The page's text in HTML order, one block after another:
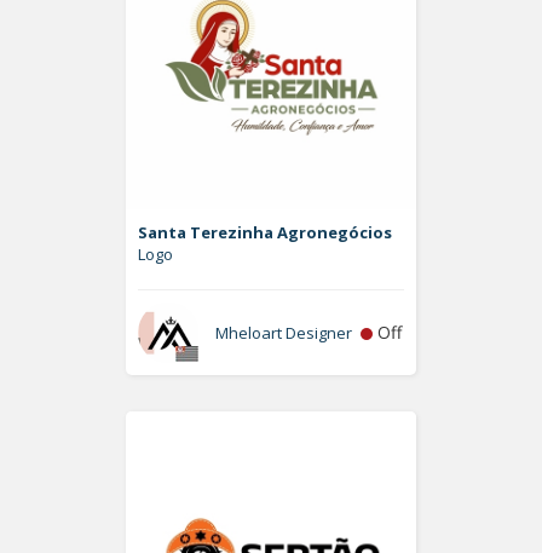
Santa Terezinha Agronegócios
Logo
Mheloart Designer Off